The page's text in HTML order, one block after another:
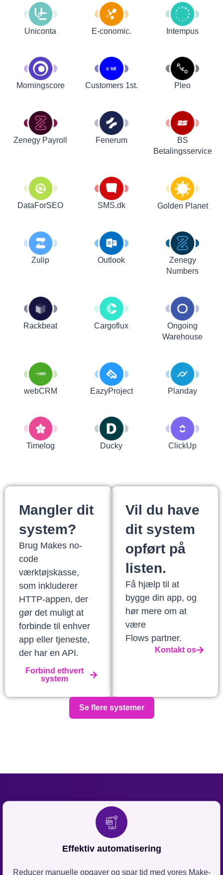
Uniconta E-conomic. Intempus
Morningscore Customers 1st. Pleo
Zenegy Payroll Fenerum
BS
Betalingsservice
DataForSEO SMS.dk Golden Planet
Zulip Outlook
Zenegy
Numbers
Rackbeat Cargoflux
Ongoing
Warehouse
webCRM EazyProject Planday
Timelog Ducky ClickUp
Mangler dit
system?
Brug Makes no-
code
værktøjskasse,
som inkluderer
HTTP-appen, der
gør det muligt at
forbinde til enhver
app eller tjeneste,
der har en API.
Forbind ethvert
system
Vil du have
dit system
opført på
listen.
Få hjælp til at
bygge din app, og
hør mere om at
være
Flows partner.
Kontakt os
Se flere systemer
Effektiv automatisering
Reducer manuelle opgaver og spar tid med vores Make-